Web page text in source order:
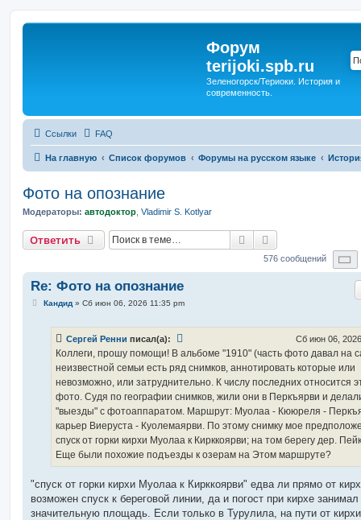
Форум
terijoki.spb.ru
Зеленогорск/Териоки. История и
современность.
Ссылки FAQ
На главную Список форумов Форумы на русском языке
Фото на опознание
Модераторы: автодоктор Vladimir S. Kotlyar
Ответить Поиск
576 сообщений
Re: Фото на опознание
СКандид» Сб июн 06, 2026 11:35 pm
Сергей Ренни писал(а): Сб июн 06,
Коллеги, прошу помощи! В альбоме "1910" (часть фото давал на
неизвестной семьи есть ряд снимков, аннотировать которые или
невозможно, или затруднительно. К числу последних относится
фото. Судя по географии снимков, жили они в Перкъярви и
"выезды" с фотоаппаратом. Маршрут: Муолаа - Кююреля -
карьер Виеруста - Куолемаярви. По этому снимку мое
спуск от горки кирхи Муолаа к Кирккоярви; на том берегу дер.
Еще были похожие подъезды к озерам на Этом маршруте?
"спуск от горки кирхи Муолаа к Кирккоярви" едва ли прямо от
возможен спуск к береговой линии, да и погост при кирхе занимал
значительную площадь. Если только в Турулила, на пути от